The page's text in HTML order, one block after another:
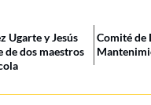
Ugarte y Jesús
de dos maestros
Comité de